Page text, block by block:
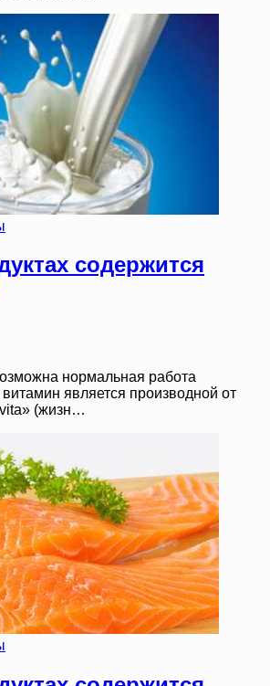
содержится
нормальная работа
является производной от
(жизн…